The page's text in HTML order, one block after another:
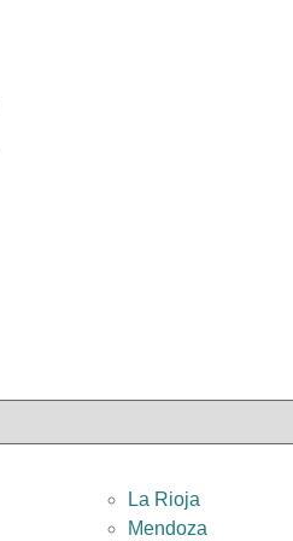
La Rioja
Mendoza